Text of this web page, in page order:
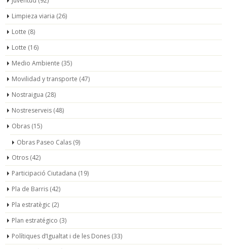
Limpieza viaria (26)
Lotte (8)
Lotte (16)
Medio Ambiente (35)
Movilidad y transporte (47)
Nostraigua (28)
Nostreserveis (48)
Obras (15)
Obras Paseo Calas (9)
Otros (42)
Participació Ciutadana (19)
Pla de Barris (42)
Pla estratègic (2)
Plan estratégico (3)
Polítiques d’Igualtat i de les Dones (33)